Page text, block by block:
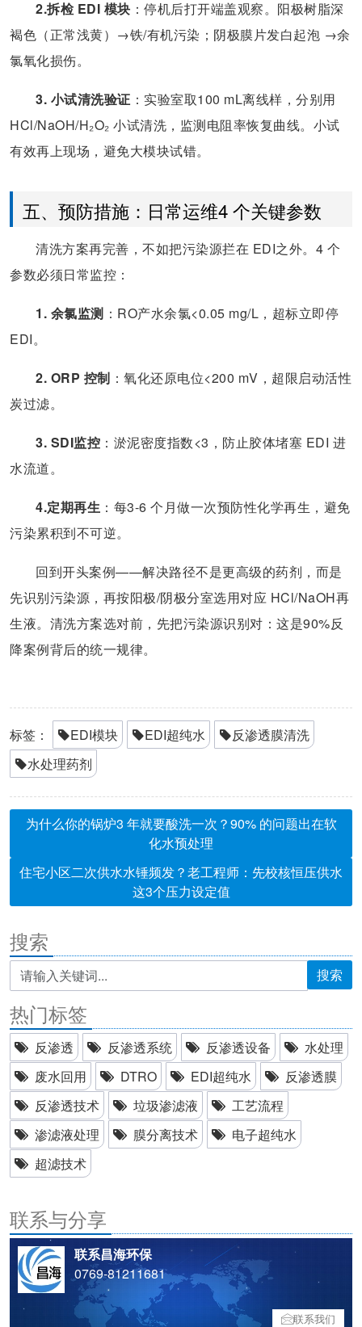
2.拆检 EDI 模块 ：停机后打开端盖观察。阳极树脂深
褐色（正常浅黄）→铁/有机污染；阴极膜片发白起泡 →余
氯氧化损伤。
3. 小试清洗验证 ：实验室取100 mL离线样，分别用
HCl/NaOH/H₂O₂ 小试清洗，监测电阻率恢复曲线。小试
有效再上现场，避免大模块试错。
五、预防措施：日常运维4 个关键参数
清洗方案再完善，不如把污染源拦在 EDI之外。4 个
参数必须日常监控：
1. 余氯监测 ：RO产水余氯<0.05 mg/L，超标立即停
EDI。
2. ORP 控制 ：氧化还原电位<200 mV，超限启动活性
炭过滤。
3. SDI监控 ：淤泥密度指数<3，防止胶体堵塞 EDI 进
水流道。
4.定期再生 ：每3-6 个月做一次预防性化学再生，避免
污染累积到不可逆。
回到开头案例——解决路径不是更高级的药剂，而是
先识别污染源，再按阳极/阴极分室选用对应 HCl/NaOH再
生液。清洗方案选对前，先把污染源识别对：这是90%反
降案例背后的统一规律。
标签： EDI模块 EDI超纯水
反渗透膜清洗
水处理药剂
为什么你的锅炉3 年就要酸洗一次？90% 的问题出在软
化水预处理
住宅小区二次供水水锤频发？老工程师：先校核恒压供水
这3个压力设定值
搜索
搜索
热门标签
反渗透 反渗透系统 反渗透设备
水处理
废水回用
DTRO EDI超纯水
反渗透膜
反渗透技术
垃圾渗滤液
工艺流程
渗滤液处理
膜分离技术
电子超纯水
超滤技术
联系与分享
联系昌海环保
0769-81211681
联系我们